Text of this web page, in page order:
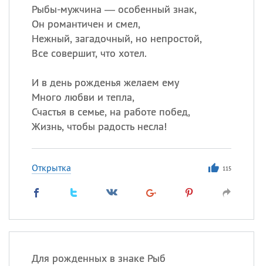
Рыбы-мужчина — особенный знак,
Он романтичен и смел,
Нежный, загадочный, но непростой,
Все совершит, что хотел.
И в день рожденья желаем ему
Много любви и тепла,
Счастья в семье, на работе побед,
Жизнь, чтобы радость несла!
Открытка 115
Для рожденных в знаке Рыб